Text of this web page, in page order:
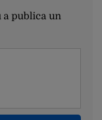
publica un